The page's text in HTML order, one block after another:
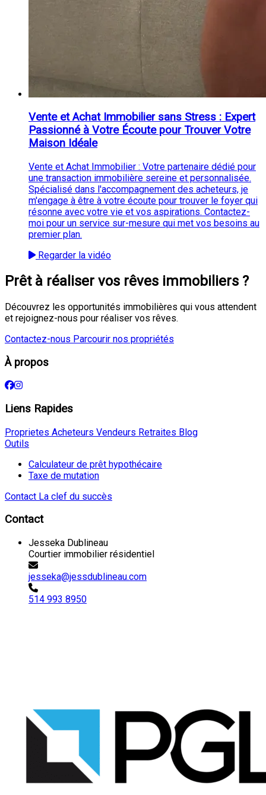
Vente et Achat Immobilier sans Stress : Expert
Passionné à Votre Écoute pour Trouver Votre
Maison Idéale
Vente et Achat Immobilier : Votre partenaire dédié pour
une transaction immobilière sereine et personnalisée.
Spécialisé dans l'accompagnement des acheteurs, je
m'engage à être à votre écoute pour trouver le foyer qui
résonne avec votre vie et vos aspirations. Contactez-
moi pour un service sur-mesure qui met vos besoins au
premier plan.
Regarder la vidéo
Prêt à réaliser vos rêves immobiliers ?
Découvrez les opportunités immobilières qui vous attendent
et rejoignez-nous pour réaliser vos rêves.
Contactez-nous Parcourir nos propriétés
À propos
Liens Rapides
Proprietes Acheteurs Vendeurs Retraites Blog
Outils
Calculateur de prêt hypothécaire
Taxe de mutation
Contact La clef du succès
Contact
Jesseka Dublineau
Courtier immobilier résidentiel
jesseka@jessdublineau.com
514 993 8950